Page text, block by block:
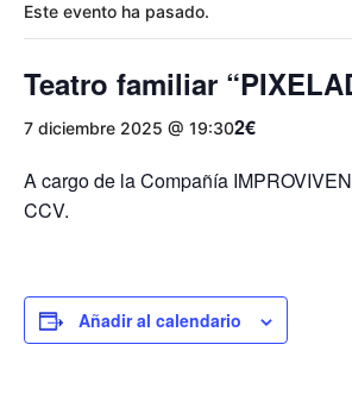
Este evento ha pasado.
Teatro familiar
7 diciembre 2025 @ 19:302€
A cargo de la Compañía
CCV.
Añadir al calendario